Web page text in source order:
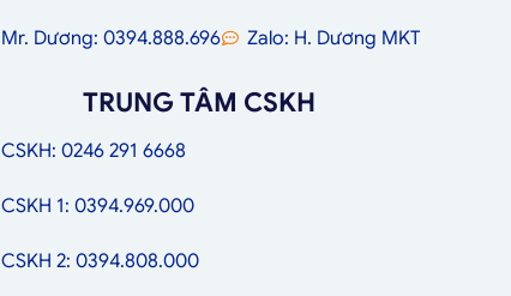
Mr. Dương: 0394.888.696 Zalo: H. Dương MKT
TRUNG TÂM CSKH
CSKH: 0246 291 6668
CSKH 1: 0394.969.000
CSKH 2: 0394.808.000